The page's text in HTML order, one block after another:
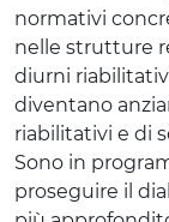
normativi
nelle strutture
diurni
diventano
riabilitativi e di
Sono in
proseguire il